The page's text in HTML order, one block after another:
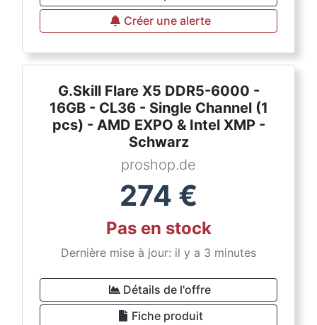
Créer une alerte
G.Skill Flare X5 DDR5-6000 -
16GB - CL36 - Single Channel (1
pcs) - AMD EXPO & Intel XMP -
Schwarz
proshop.de
274 €
Pas en stock
Dernière mise à jour: il y a 3 minutes
Détails de l'offre
Fiche produit